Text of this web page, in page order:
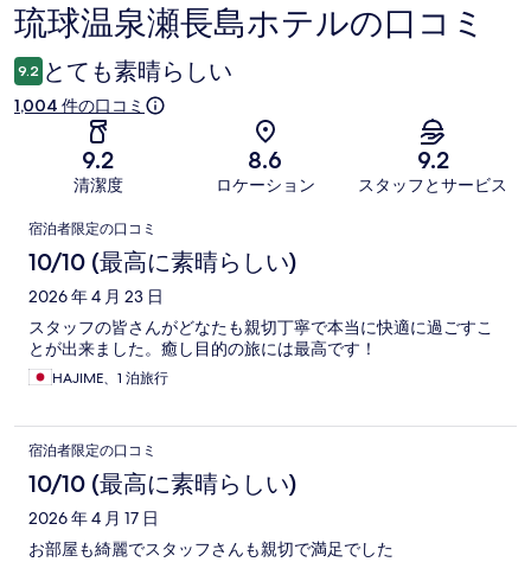
口
コ
ミ
琉球温泉瀬長島ホテルの口コミ
9.2 とても素晴らしい
1,004 件の口コミ
9.2
清潔度
8.6
ロケーション
9.2
スタッフとサービス
口
コ
ミ
宿泊者限定の口コミ
10/10 (最高に素晴らしい)
2026 年 4 月 23 日
スタッフの皆さんがどなたも親切丁寧で本当に快適に過ごすこ
とが出来ました。癒し目的の旅には最高です！
HAJIME、1 泊旅行
宿泊者限定の口コミ
10/10 (最高に素晴らしい)
2026 年 4 月 17 日
お部屋も綺麗でスタッフさんも親切で満足でした